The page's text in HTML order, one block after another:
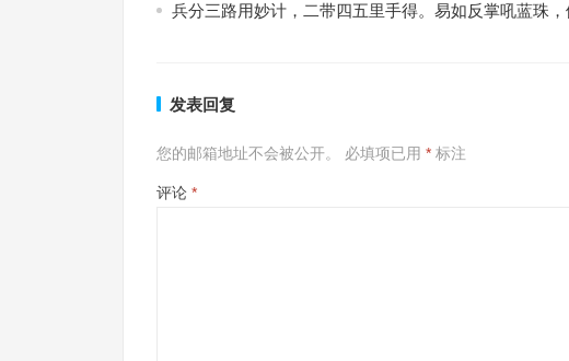
兵分三路用妙计，二带四五里手得。易如反掌吼蓝珠
发表回复
您的邮箱地址不会被公开。 必填项已用 * 标注
评论 *